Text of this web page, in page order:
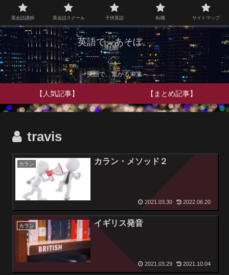
英語で、あそぼ。
～英語で、繋がる未来～
【人気記事】 【まとめ記事】
travis
カラン カラン・メソッド２
2021.03.30 2022.06.20
カラン イギリス発音
2021.03.29 2021.10.04
英会話講師 英会話スクール 子供英語 転職 サイトマップ